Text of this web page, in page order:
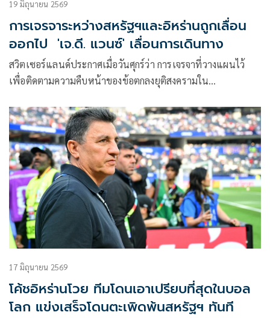
19 มิถุนายน 2569
การเจรจาระหว่างสหรัฐฯและอิหร่านถูกเลื่อน
ออกไป 'เจ.ดี. แวนซ์' เลื่อนการเดินทาง
สวิตเซอร์แลนด์ประกาศเมื่อวันศุกร์ว่า การเจรจาที่วางแผนไว้
เพื่อติดตามความคืบหน้าของข้อตกลงยุติสงครามใน
ทางของรองประธานาธิบดีสหรัฐฯ เจ.ดี. แวนซ์ ไปยังประเทศใน
เทือกเขาแอลป์ถูกยกเลิก
17 มิถุนายน 2569
โค้ชอิหร่านโวย ทีมโดนเอาเปรียบที่สุดในบอล
โลก แข่งเสร็จโดนตะเพิดพ้นสหรัฐฯ ทันที